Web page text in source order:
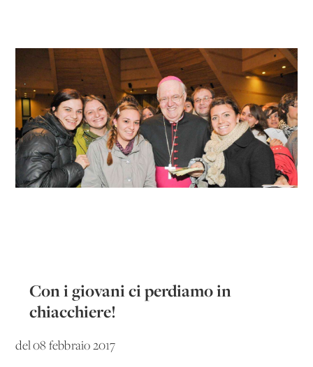
Con i giovani ci perdiamo in
chiacchiere!
del 08 febbraio 2017